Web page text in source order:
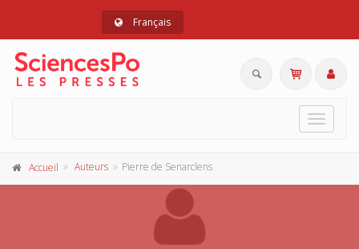
Français
Toggle
Accueil Auteurs Pierre de Senarclens